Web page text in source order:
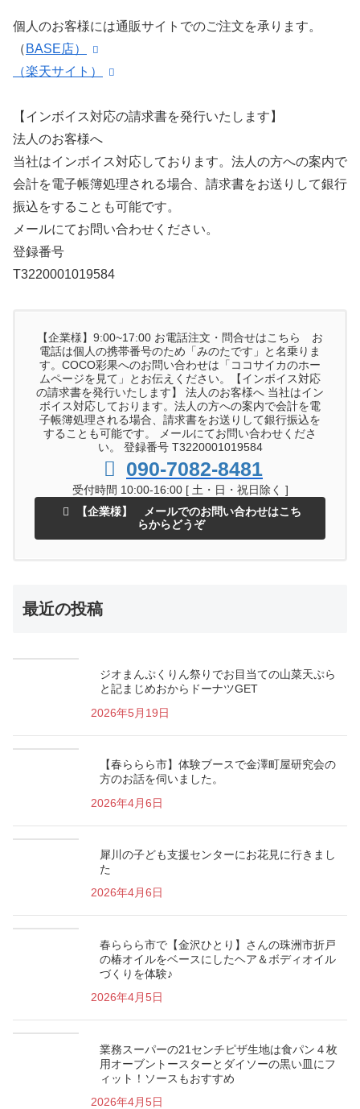
個人のお客様には通販サイトでのご注文を承ります。
（ BASE店）
（楽天サイト）
【インボイス対応の請求書を発行いたします】
法人のお客様へ
当社はインボイス対応しております。法人の方への案内で
会計を電子帳簿処理される場合、請求書をお送りして銀行
振込をすることも可能です。
メールにてお問い合わせください。
登録番号
T3220001019584
【企業様】9:00~17:00 お電話注文・問合せはこちら お
電話は個人の携帯番号のため「みのたです」と名乗りま
す。COCO彩果へのお問い合わせは「ココサイカのホー
ムページを見て」とお伝えください。【インボイス対応
の請求書を発行いたします】 法人のお客様へ 当社はイン
ボイス対応しております。法人の方への案内で会計を電
子帳簿処理される場合、請求書をお送りして銀行振込を
することも可能です。 メールにてお問い合わせくださ
い。 登録番号 T3220001019584
090-7082-8481
受付時間 10:00-16:00 [ 土・日・祝日除く ]
【企業様】 メールでのお問い合わせはこち
らからどうぞ
最近の投稿
ジオまんぷくりん祭りでお目当ての山菜天ぷら
と記まじめおからドーナツGET
2026年5月19日
【春ららら市】体験ブースで金澤町屋研究会の
方のお話を伺いました。
2026年4月6日
犀川の子ども支援センターにお花見に行きまし
た
2026年4月6日
春ららら市で【金沢ひとり】さんの珠洲市折戸
の椿オイルをベースにしたヘア＆ボディオイル
づくりを体験♪
2026年4月5日
業務スーパーの21センチピザ生地は食パン４枚
用オーブントースターとダイソーの黒い皿にフ
ィット！ソースもおすすめ
2026年4月5日